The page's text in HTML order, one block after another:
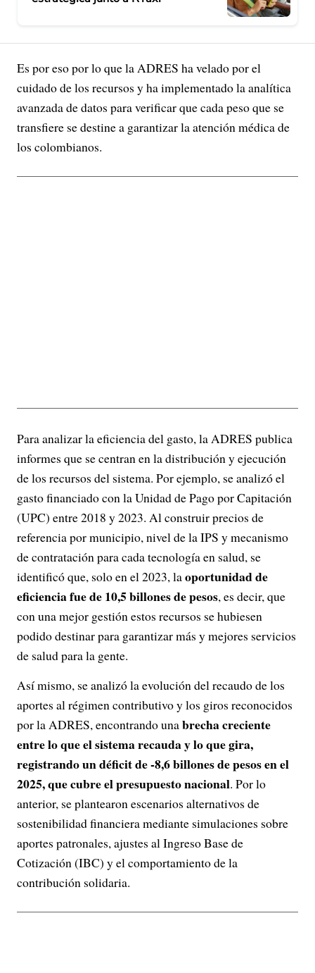
Es por eso por lo que la ADRES ha velado por el
cuidado de los recursos y ha implementado la analítica
avanzada de datos para verificar que cada peso que se
transfiere se destine a garantizar la atención médica de
los colombianos.
Para analizar la eficiencia del gasto, la ADRES publica
informes que se centran en la distribución y ejecución
de los recursos del sistema. Por ejemplo, se analizó el
gasto financiado con la Unidad de Pago por Capitación
(UPC) entre 2018 y 2023. Al construir precios de
referencia por municipio, nivel de la IPS y mecanismo
de contratación para cada tecnología en salud, se
identificó que, solo en el 2023, laoportunidad de
eficiencia fue de 10,5 billones de pesos, es decir, que
con una mejor gestión estos recursos se hubiesen
podido destinar para garantizar más y mejores servicios
de salud para la gente.
Así mismo, se analizó la evolución del recaudo de los
aportes al régimen contributivo y los giros reconocidos
por la ADRES, encontrando unabrecha creciente
entre lo que el sistema recauda y lo que gira,
registrando un déficit de -8,6 billones de pesos en el
2025, que cubre el presupuesto nacional. Por lo
anterior, se plantearon escenarios alternativos de
sostenibilidad financiera mediante simulaciones sobre
aportes patronales, ajustes al Ingreso Base de
Cotización (IBC) y el comportamiento de la
contribución solidaria.